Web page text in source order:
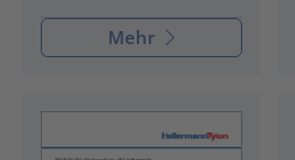
Mehr